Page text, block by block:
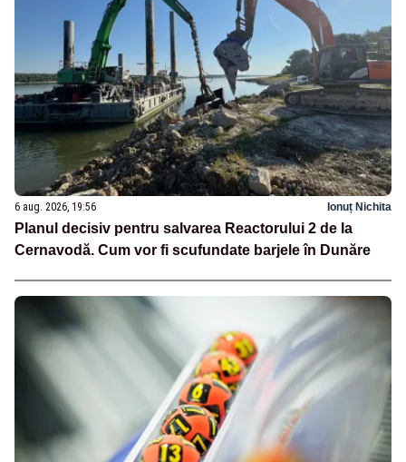
6 aug. 2026, 19:56 Ionuț Nichita
Planul decisiv pentru salvarea Reactorului 2 de la
Cernavodă. Cum vor fi scufundate barjele în Dunăre